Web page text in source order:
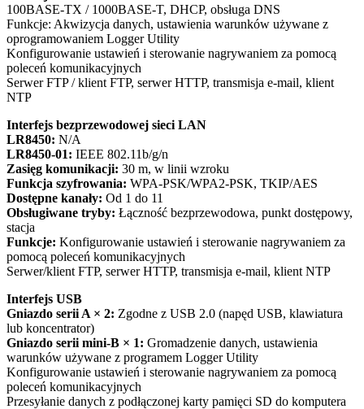
100BASE-TX / 1000BASE-T, DHCP, obsługa DNS
Funkcje: Akwizycja danych, ustawienia warunków używane z
oprogramowaniem Logger Utility
Konfigurowanie ustawień i sterowanie nagrywaniem za pomocą
poleceń komunikacyjnych
Serwer FTP / klient FTP, serwer HTTP, transmisja e-mail, klient
NTP
Interfejs bezprzewodowej sieci LAN
LR8450: N/A
LR8450-01: IEEE 802.11b/g/n
Zasięg komunikacji: 30 m, w linii wzroku
Funkcja szyfrowania: WPA-PSK/WPA2-PSK, TKIP/AES
Dostępne kanały: Od 1 do 11
Obsługiwane tryby: Łączność bezprzewodowa, punkt dostępowy,
stacja
Funkcje: Konfigurowanie ustawień i sterowanie nagrywaniem za
pomocą poleceń komunikacyjnych
Serwer/klient FTP, serwer HTTP, transmisja e-mail, klient NTP
Interfejs USB
Gniazdo serii A × 2: Zgodne z USB 2.0 (napęd USB, klawiatura
lub koncentrator)
Gniazdo serii mini-B × 1: Gromadzenie danych, ustawienia
warunków używane z programem Logger Utility
Konfigurowanie ustawień i sterowanie nagrywaniem za pomocą
poleceń komunikacyjnych
Przesyłanie danych z podłączonej karty pamięci SD do komputera